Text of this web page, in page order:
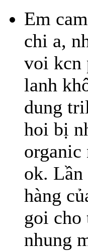
Em
chi a,
voi kcn
lanh
dung
hoi bị
organic
ok. Lần
hàng
goi cho
nhung